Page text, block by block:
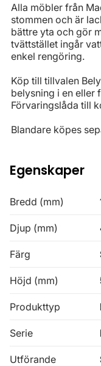
Alla möbler från
stommen och är
bättre yta och gör
tvättstället ingår
enkel rengöring.
Köp till tillvalen
belysning i en eller
Förvaringslåda till
Blandare köpes
Egenskaper
Bredd (mm)
Djup (mm)
Färg
Höjd (mm)
Produkttyp
Serie
Utförande